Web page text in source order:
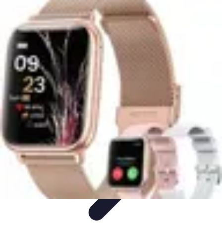
Multi Sports
Entraînement
ÉquipementSports d'équipeConseils pratiques
Multisport
Multi Sports